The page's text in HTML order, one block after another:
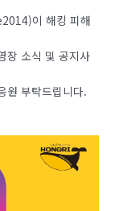
이 해킹 피해
장 소식 및 공지사
부탁드립니다.